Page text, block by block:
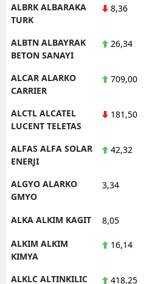
ALBRK ALBARAKA
TURK
8,36
ALBTN ALBAYRAK
BETON SANAYI
26,34
ALCAR ALARKO
CARRIER
709,00
ALCTL ALCATEL
LUCENT TELETAS
181,50
ALFAS ALFA SOLAR
ENERJI
42,32
ALGYO ALARKO
GMYO
3,34
ALKA ALKIM KAGIT 8,05
ALKIM ALKIM
KIMYA
16,14
ALKLC ALTINKILIC
418,25